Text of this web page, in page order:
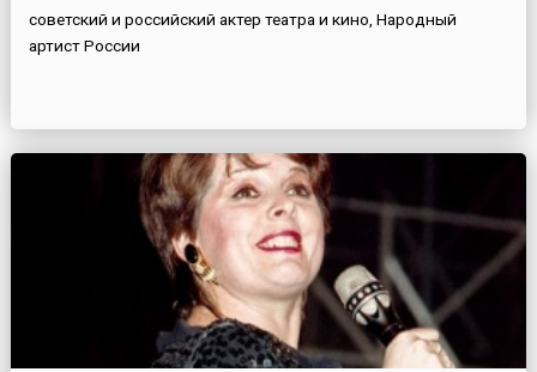
советский и российский актер театра и кино, Народный
артист России